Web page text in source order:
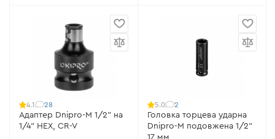
4.1 28
Адаптер Dnipro-M 1/2" на
1/4" НЕХ, CR-V
5.0 2
Головка торцева ударна
Dnipro-M подовжена 1/2"
17 мм